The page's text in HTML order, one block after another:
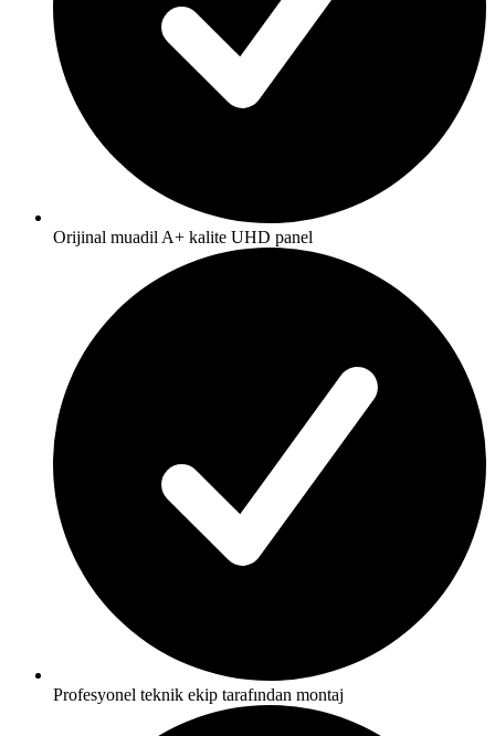
Orijinal muadil A+ kalite UHD panel
Profesyonel teknik ekip tarafından montaj